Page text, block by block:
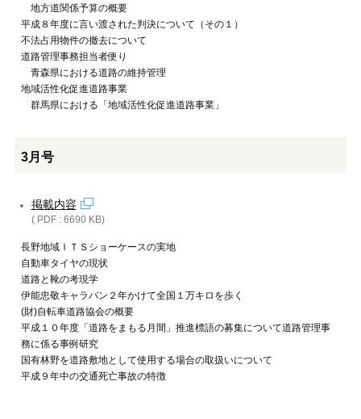
地方道関係予算の概要
平成８年度に言い渡された判決について（その１）
不法占用物件の撤去について
道路管理事務担当者便り
青森県における道路の維持管理
地域活性化促進道路事業
群馬県における「地域活性化促進道路事業」
3月号
掲載内容
( PDF : 6690 KB)
長野地域ＩＴＳショーケースの実地
自動車タイヤの現状
道路と靴の考現学
伊能忠敬キャラバン２年かけて全国１万キロを歩く
(財)自転車道路協会の概要
平成１０年度「道路をまもる月間」推進標語の募集について道路管理事
務に係る事例研究
国有林野を道路敷地として使用する場合の取扱いについて
平成９年中の交通死亡事故の特徴